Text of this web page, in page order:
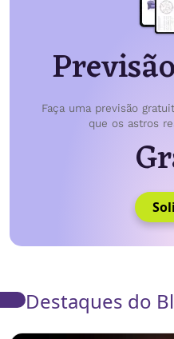
Faça uma previsão
que os astros
Destaques do